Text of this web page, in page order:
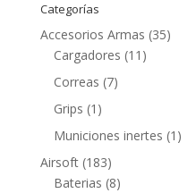
Categorías
Accesorios Armas (35)
Cargadores (11)
Correas (7)
Grips (1)
Municiones inertes (1)
Airsoft (183)
Baterias (8)